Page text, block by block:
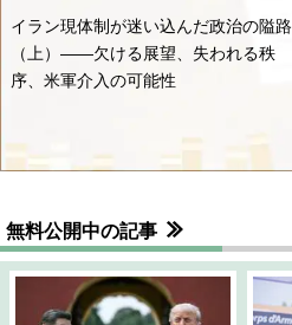
イラン現体制が迷い込んだ政治の隘路
（上）――欠ける展望、失われる秩
序、米軍介入の可能性
無料公開中の記事